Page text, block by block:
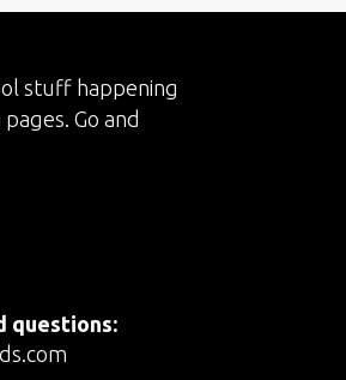
stuff happening
Go and
questions: